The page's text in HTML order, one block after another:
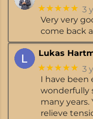
★★★★★ 3
Very very
come back
Lukas
★★★★★ 3
I have been
wonderfully
many
relieve